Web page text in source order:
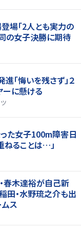
場「2人とも実力の
の女子決勝に期待
進「悔いを残さず」２
ーに懸ける
った女子100m障害日
ねることは…」
春木達裕が自己新
田・水野琉之介も出
ムス